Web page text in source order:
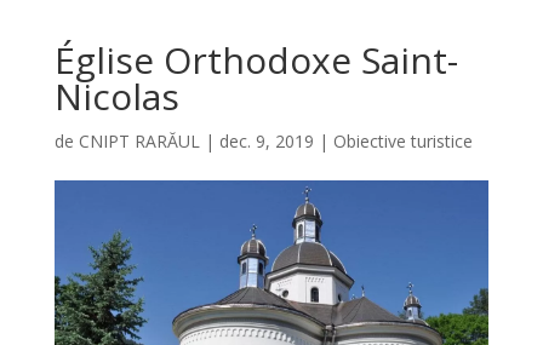
Église Orthodoxe Saint-
Nicolas
de CNIPT RARĂUL| dec. 9, 2019 | Obiective turistice